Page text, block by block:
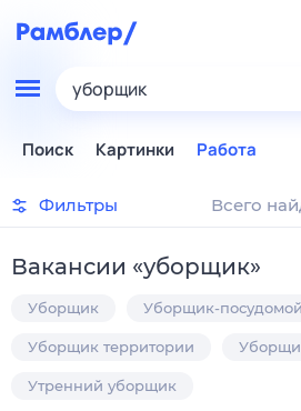
уборщик
Поиск Картинки Работа
Фильтры Всего
Вакансии «уборщик»
Уборщик Уборщик-
Уборщик территории
Утренний уборщик